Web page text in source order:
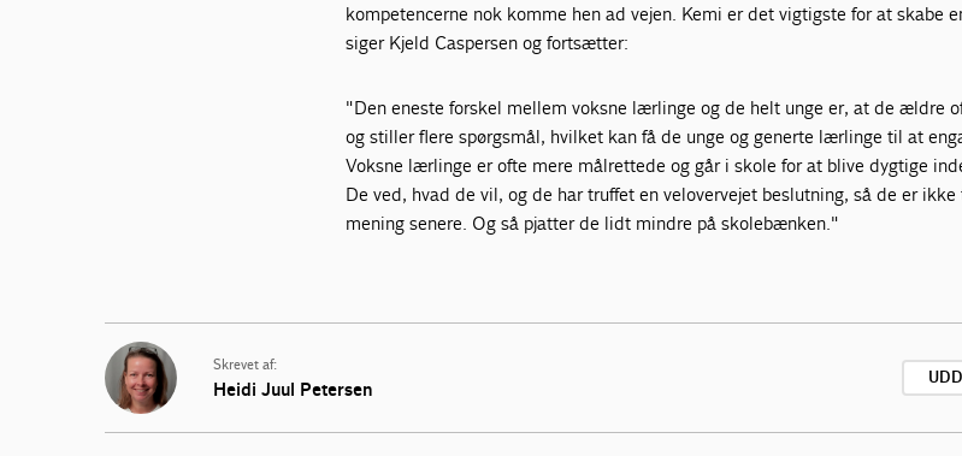
kompetencerne nok komme hen ad vejen. Kemi er det vigtigste for at skabe
siger Kjeld Caspersen og fortsætter:
"Den eneste forskel mellem voksne lærlinge og de helt unge er, at de ældre
og stiller flere spørgsmål, hvilket kan få de unge og generte lærlinge til at
Voksne lærlinge er ofte mere målrettede og går i skole for at blive dygtige
De ved, hvad de vil, og de har truffet en velovervejet beslutning, så de er
mening senere. Og så pjatter de lidt mindre på skolebænken."
Skrevet af:
Heidi Juul Petersen